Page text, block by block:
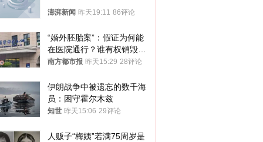
澎湃新闻 昨天19:11 86评论
“婚外胚胎案”：假证为何能
在医院通行？谁有权销毁胚
胎？
南方都市报 昨天15:29 28评论
伊朗战争中被遗忘的数千海
员：困守霍尔木兹
知世 昨天15:06 29评论
人贩子“梅姨”若满75周岁是